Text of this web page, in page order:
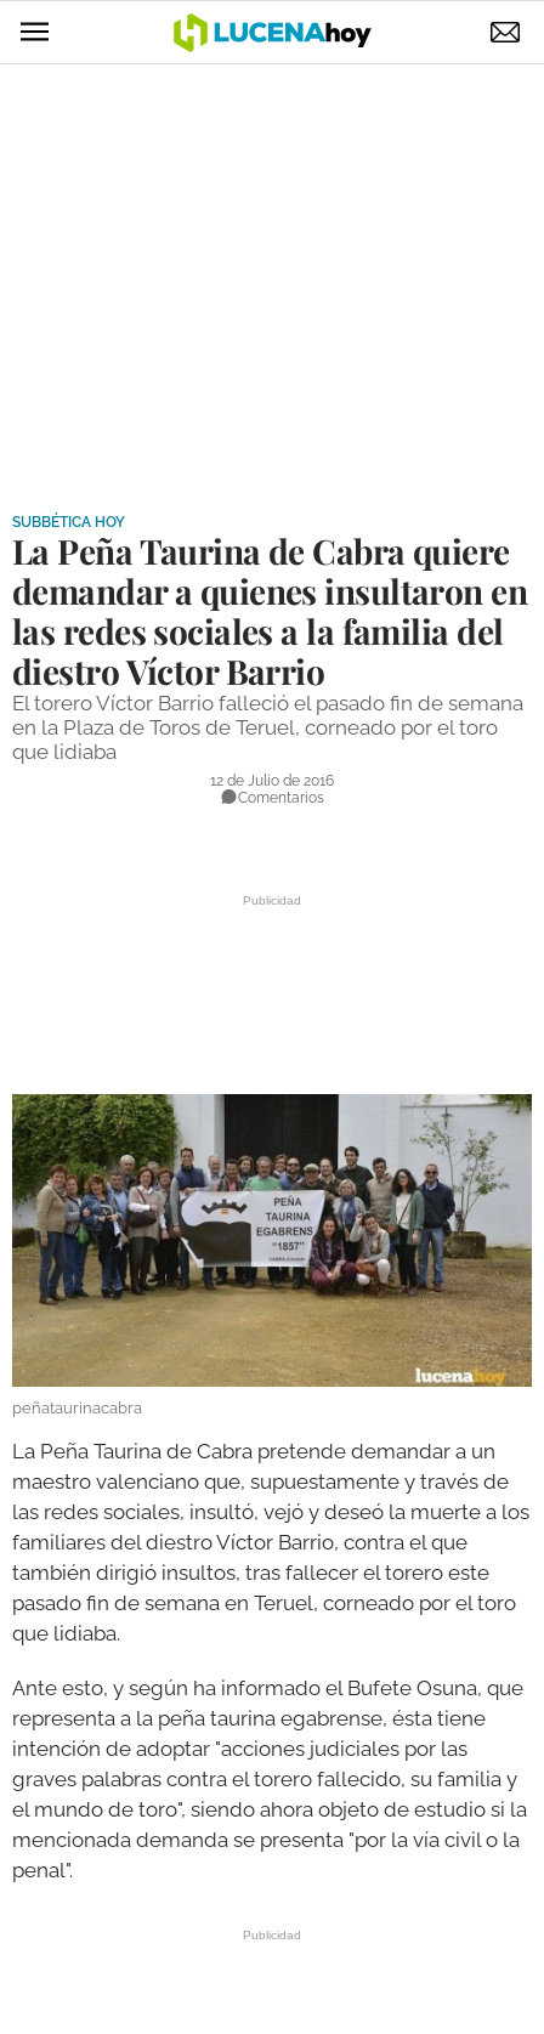
DEPORTES
COMPETICIONES
DEPORTE BASE
OPINIÓN
VENTANA CIUDADANA
GALERÍAS
SUBBÉTICA HOY
La Peña Taurina de Cabra quiere
demandar a quienes insultaron en
las redes sociales a la familia del
diestro Víctor Barrio
El torero Víctor Barrio falleció el pasado fin de semana
en la Plaza de Toros de Teruel, corneado por el toro
que lidiaba
12 de Julio de 2016
Comentarios
peñataurinacabra
La Peña Taurina de Cabra pretende demandar a un
maestro valenciano que, supuestamente y través de
las redes sociales, insultó, vejó y deseó la muerte a los
familiares del diestro Víctor Barrio, contra el que
también dirigió insultos, tras fallecer el torero este
pasado fin de semana en Teruel, corneado por el toro
que lidiaba.
Ante esto, y según ha informado el Bufete Osuna, que
representa a la peña taurina egabrense, ésta tiene
intención de adoptar "acciones judiciales por las
graves palabras contra el torero fallecido, su familia y
el mundo de toro", siendo ahora objeto de estudio si la
mencionada demanda se presenta "por la vía civil o la
penal".